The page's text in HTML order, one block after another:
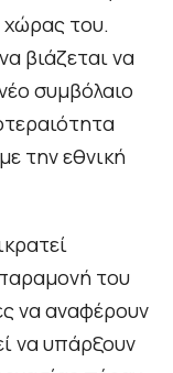
χώρας του.
βιάζεται να
συμβόλαιο
την εθνική
του
να αναφέρουν
να υπάρξουν